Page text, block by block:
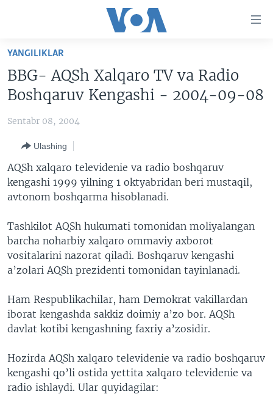
Boshiga
Qidiruvga
o'ting
AMERIKA
VATANDOSHLAR
MULTIMEDIA
AMERIKA MANZARALARI
VASHINGTON CHOYXONASI
MOBIL-SALOM!
XABARLAR SURATLARDA
IJTIMOIY TARMOQLAR
YOUTUBE
INSTAGRAM
TELEGRAM
TWITTER
EDITORIAL
Learning English
YANGILIKLAR
BBG- AQSh Xalqaro TV va Radio
Boshqaruv Kengashi - 2004-09-08
Sentabr 08, 2004
Ulashing
AQSh xalqaro televidenie va radio boshqaruv
kengashi 1999 yilning 1 oktyabridan beri mustaqil,
avtonom boshqarma hisoblanadi.
Tashkilot AQSh hukumati tomonidan moliyalangan
barcha noharbiy xalqaro ommaviy axborot
vositalarini nazorat qiladi. Boshqaruv kengashi
a’zolari AQSh prezidenti tomonidan tayinlanadi.
Ham Respublikachilar, ham Demokrat vakillardan
iborat kengashda sakkiz doimiy a’zo bor. AQSh
davlat kotibi kengashning faxriy a’zosidir.
Hozirda AQSh xalqaro televidenie va radio boshqaruv
kengashi qo’li ostida yettita xalqaro televidenie va
radio ishlaydi. Ular quyidagilar: